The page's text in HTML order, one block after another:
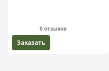
0 отзывов
Заказать